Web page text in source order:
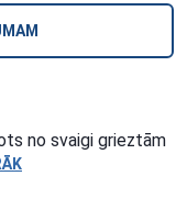
no svaigi grieztām